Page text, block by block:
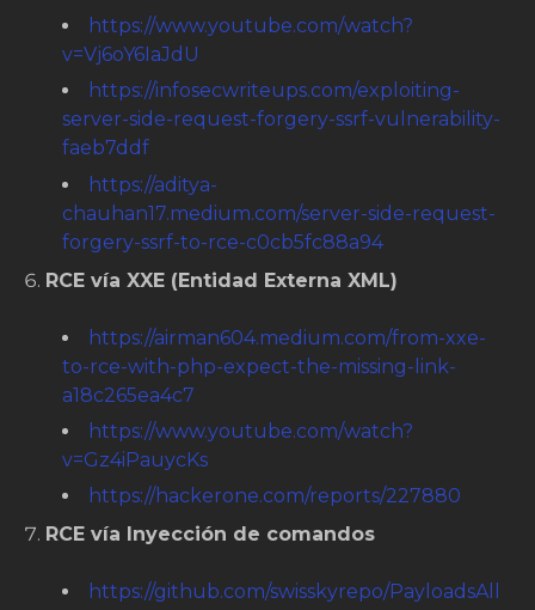
https://www.youtube.com/watch?
v=Vj6oY6IaJdU
https://infosecwriteups.com/exploiting-
server-side-request-forgery-ssrf-vulnerability-
faeb7ddf
https://aditya-
chauhan17.medium.com/server-side-request-
forgery-ssrf-to-rce-c0cb5fc88a94
RCE vía XXE (Entidad Externa XML)
https://airman604.medium.com/from-xxe-
to-rce-with-php-expect-the-missing-link-
a18c265ea4c7
https://www.youtube.com/watch?
v=Gz4iPauycKs
https://hackerone.com/reports/227880
RCE vía Inyección de comandos
https://github.com/swisskyrepo/PayloadsAll